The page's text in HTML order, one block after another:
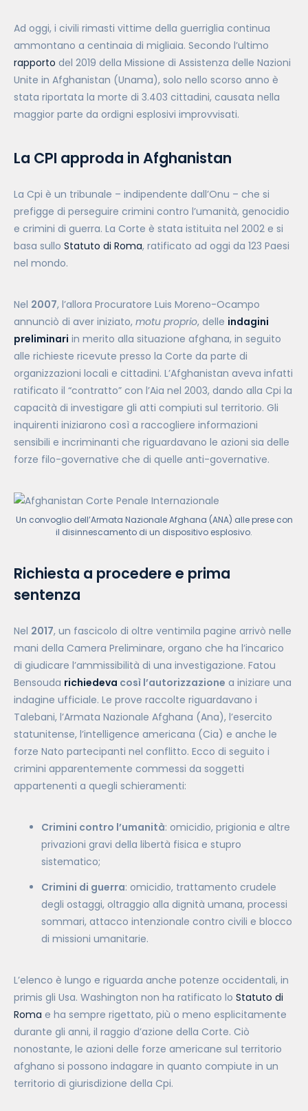
Ad oggi, i civili rimasti vittime della guerriglia continua
ammontano a centinaia di migliaia. Secondo l’ultimo
rapporto del 2019 della Missione di Assistenza delle Nazioni
Unite in Afghanistan (Unama), solo nello scorso anno è
stata riportata la morte di 3.403 cittadini, causata nella
maggior parte da ordigni esplosivi improvvisati.
La CPI approda in Afghanistan
La Cpi è un tribunale – indipendente dall’Onu – che si
prefigge di perseguire crimini contro l’umanità, genocidio
e crimini di guerra. La Corte è stata istituita nel 2002 e si
basa sullo Statuto di Roma, ratificato ad oggi da 123 Paesi
nel mondo.
Nel 2007, l’allora Procuratore Luis Moreno-Ocampo
annunciò di aver iniziato, motu proprio, delle indagini
preliminari in merito alla situazione afghana, in seguito
alle richieste ricevute presso la Corte da parte di
organizzazioni locali e cittadini. L’Afghanistan aveva infatti
ratificato il “contratto” con l’Aia nel 2003, dando alla Cpi la
capacità di investigare gli atti compiuti sul territorio. Gli
inquirenti iniziarono così a raccogliere informazioni
sensibili e incriminanti che riguardavano le azioni sia delle
forze filo-governative che di quelle anti-governative.
Un convoglio dell’Armata Nazionale Afghana (ANA) alle prese con
il disinnescamento di un dispositivo esplosivo.
Richiesta a procedere e prima
sentenza
Nel 2017, un fascicolo di oltre ventimila pagine arrivò nelle
mani della Camera Preliminare, organo che ha l’incarico
di giudicare l’ammissibilità di una investigazione. Fatou
Bensouda richiedeva così l’autorizzazione a iniziare una
indagine ufficiale. Le prove raccolte riguardavano i
Talebani, l’Armata Nazionale Afghana (Ana), l’esercito
statunitense, l’intelligence americana (Cia) e anche le
forze Nato partecipanti nel conflitto. Ecco di seguito i
crimini apparentemente commessi da soggetti
appartenenti a quegli schieramenti:
Crimini contro l’umanità: omicidio, prigionia e altre
privazioni gravi della libertà fisica e stupro
sistematico;
Crimini di guerra: omicidio, trattamento crudele
degli ostaggi, oltraggio alla dignità umana, processi
sommari, attacco intenzionale contro civili e blocco
di missioni umanitarie.
L’elenco è lungo e riguarda anche potenze occidentali, in
primis gli Usa. Washington non ha ratificato lo Statuto di
Roma e ha sempre rigettato, più o meno esplicitamente
durante gli anni, il raggio d’azione della Corte. Ciò
nonostante, le azioni delle forze americane sul territorio
afghano si possono indagare in quanto compiute in un
territorio di giurisdizione della Cpi.